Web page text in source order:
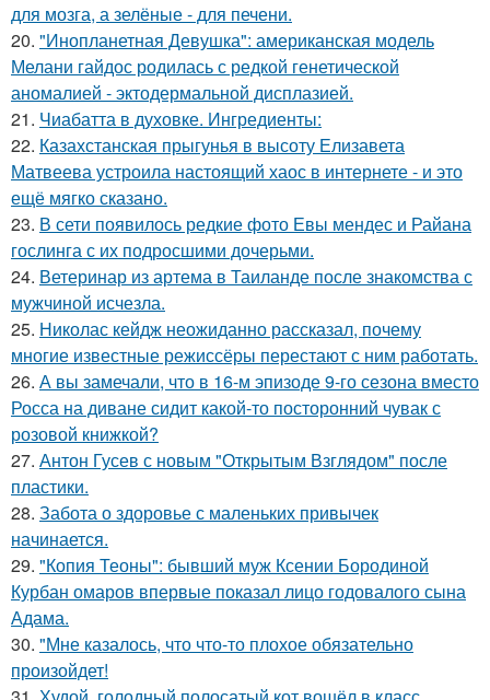
для мозга, а зелёные - для печени.
20. "Инопланетная Девушка": американская модель
Мелани гайдос родилась с редкой генетической
аномалией - эктодермальной дисплазией.
21. Чиабатта в духовке. Ингредиенты:
22. Казахстанская прыгунья в высоту Елизавета
Матвеева устроила настоящий хаос в интернете - и это
ещё мягко сказано.
23. В сети появилось редкие фото Евы мендес и Райана
гослинга с их подросшими дочерьми.
24. Ветеринар из артема в Таиланде после знакомства с
мужчиной исчезла.
25. Николас кейдж неожиданно рассказал, почему
многие известные режиссёры перестают с ним работать.
26. А вы замечали, что в 16-м эпизоде 9-го сезона вместо
Росса на диване сидит какой-то посторонний чувак с
розовой книжкой?
27. Антон Гусев с новым "Открытым Взглядом" после
пластики.
28. Забота о здоровье с маленьких привычек
начинается.
29. "Копия Теоны": бывший муж Ксении Бородиной
Курбан омаров впервые показал лицо годовалого сына
Адама.
30. "Мне казалось, что что-то плохое обязательно
произойдет!